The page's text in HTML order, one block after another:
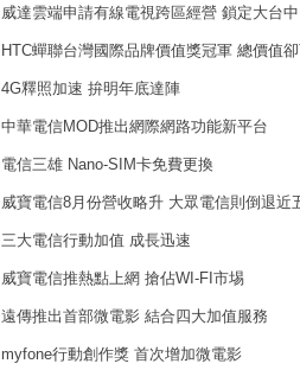
威達雲端申請有線電視跨區經營 鎖定大台中
HTC蟬聯台灣國際品牌價值獎冠軍 總價值
4G釋照加速 拚明年底達陣
中華電信MOD推出網際網路功能新平台
電信三雄 Nano-SIM卡免費更換
威寶電信8月份營收略升 大眾電信則倒退近
三大電信行動加值 成長迅速
威寶電信推熱點上網 搶佔WI-FI市埸
遠傳推出首部微電影 結合四大加值服務
myfone行動創作獎 首次增加微電影